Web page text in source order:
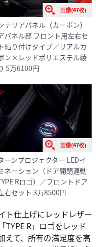
画像(47枚)
テリアパネル（カーボン）
パネル部 フロント用左右セ
貼り付けタイプ／リアルカ
ン×レッドポリエステル綾
5万6100円
画像(47枚)
ーンプロジェクター LEDイ
ネーション（ドア開閉連動
Rロゴ）／フロントドア
右セット 3万8500円
ト仕上げにレッドレザー
R」ロゴをレッド
えて、所有の満足度を高